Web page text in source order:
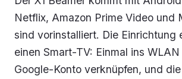
Netflix, Amazon Prime Video und
sind vorinstalliert. Die Einrichtung
einen Smart-TV: Einmal ins
Google-Konto verknüpfen, und